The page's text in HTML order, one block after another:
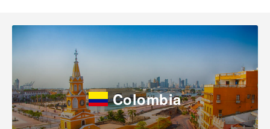
Colombia